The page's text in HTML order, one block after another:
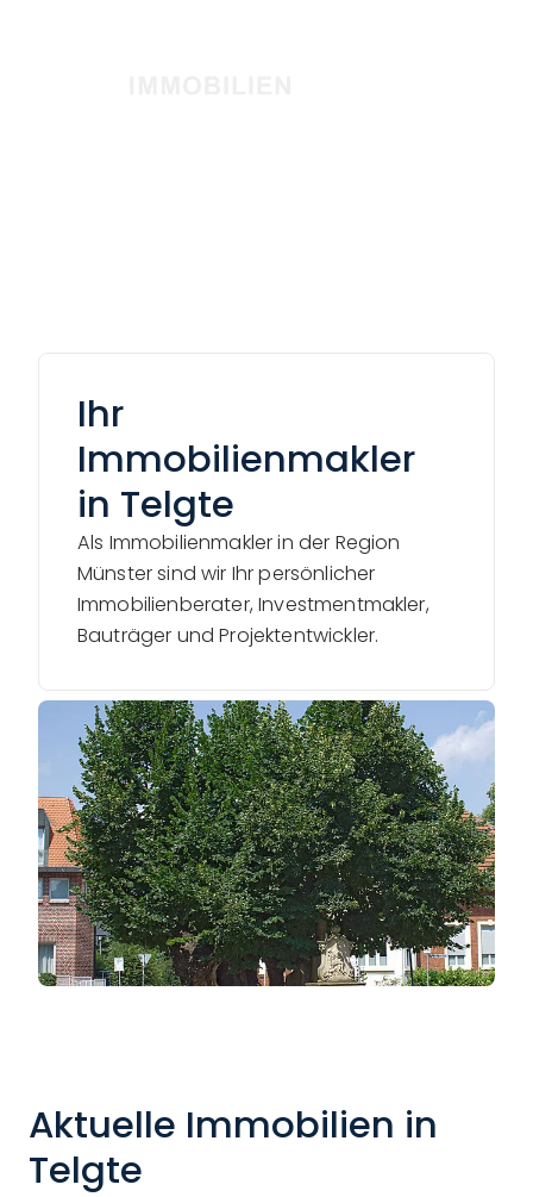
Ihr
Immobilienmakler
in Telgte
Als Immobilienmakler in der Region
Münster sind wir Ihr persönlicher
Immobilienberater, Investmentmakler,
Bauträger und Projektentwickler.
Aktuelle Immobilien in
Telgte